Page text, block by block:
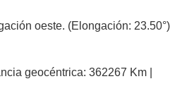
oeste. (Elongación: 23.50°)
geocéntrica: 362267 Km |